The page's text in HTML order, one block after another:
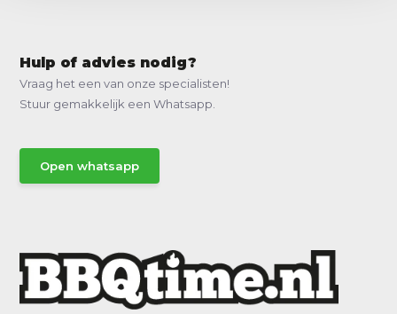
Hulp of advies nodig?
Vraag het een van onze specialisten!
Stuur gemakkelijk een Whatsapp.
Open whatsapp